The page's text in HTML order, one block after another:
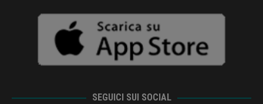
SEGUICI SUI SOCIAL